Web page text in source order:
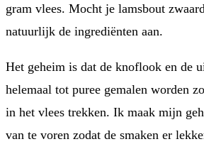
gram vlees. Mocht je lamsbout
natuurlijk de ingrediënten aan.
Het geheim is dat de knoflook en de
helemaal tot puree gemalen worden
in het vlees trekken. Ik maak mijn
van te voren zodat de smaken er